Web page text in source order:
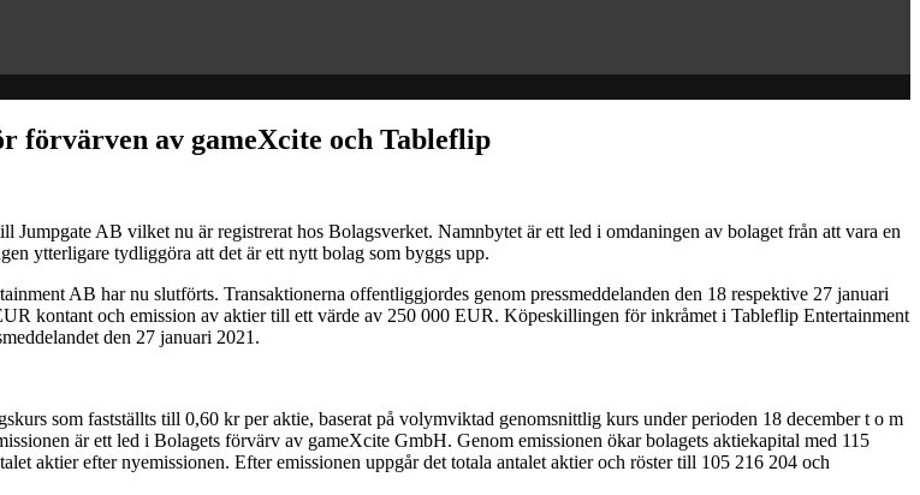
förvärven av gameXcite och Tableflip
AB vilket nu är registrerat hos Bolagsverket. Namnbytet är ett led i omdaningen av bolaget från att vara en
ytterligare tydliggöra att det är ett nytt bolag som byggs upp.
AB har nu slutförts. Transaktionerna offentliggjordes genom pressmeddelanden den 18 respektive 27 januari
kontant och emission av aktier till ett värde av 250 000 EUR. Köpeskillingen för inkråmet i Tableflip Entertainment
den 27 januari 2021.
som fastställts till 0,60 kr per aktie, baserat på volymviktad genomsnittlig kurs under perioden 18 december t o m
är ett led i Bolagets förvärv av gameXcite GmbH. Genom emissionen ökar bolagets aktiekapital med 115
aktier efter nyemissionen. Efter emissionen uppgår det totala antalet aktier och röster till 105 216 204 och